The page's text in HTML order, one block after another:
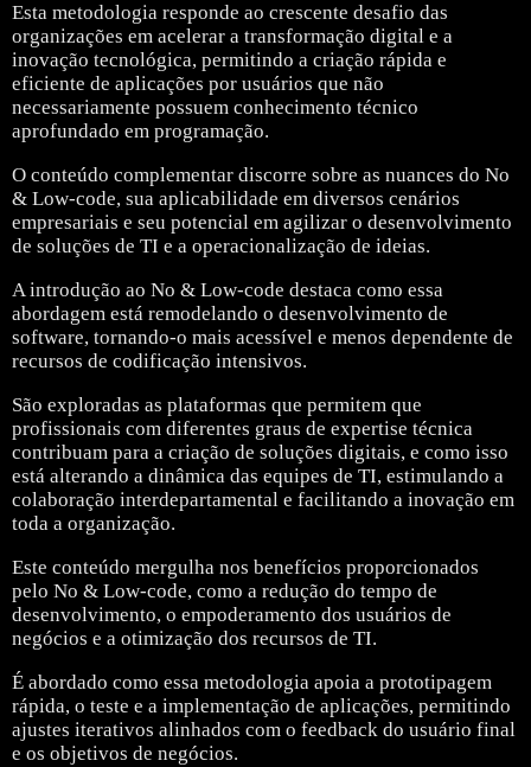
Esta metodologia responde ao crescente desafio das
organizações em acelerar a transformação digital e a
inovação tecnológica, permitindo a criação rápida e
eficiente de aplicações por usuários que não
necessariamente possuem conhecimento técnico
aprofundado em programação.
O conteúdo complementar discorre sobre as nuances do No
& Low-code, sua aplicabilidade em diversos cenários
empresariais e seu potencial em agilizar o desenvolvimento
de soluções de TI e a operacionalização de ideias.
A introdução ao No & Low-code destaca como essa
abordagem está remodelando o desenvolvimento de
software, tornando-o mais acessível e menos dependente de
recursos de codificação intensivos.
São exploradas as plataformas que permitem que
profissionais com diferentes graus de expertise técnica
contribuam para a criação de soluções digitais, e como isso
está alterando a dinâmica das equipes de TI, estimulando a
colaboração interdepartamental e facilitando a inovação em
toda a organização.
Este conteúdo mergulha nos benefícios proporcionados
pelo No & Low-code, como a redução do tempo de
desenvolvimento, o empoderamento dos usuários de
negócios e a otimização dos recursos de TI.
É abordado como essa metodologia apoia a prototipagem
rápida, o teste e a implementação de aplicações, permitindo
ajustes iterativos alinhados com o feedback do usuário final
e os objetivos de negócios.